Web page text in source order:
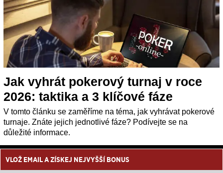
Jak vyhrát pokerový turnaj v roce
2026: taktika a 3 klíčové fáze
V tomto článku se zaměříme na téma, jak vyhrávat pokerové
turnaje. Znáte jejich jednotlivé fáze? Podívejte se na
důležité informace.
VLOŽ EMAIL A ZÍSKEJ NEJVYŠŠÍ BONUS